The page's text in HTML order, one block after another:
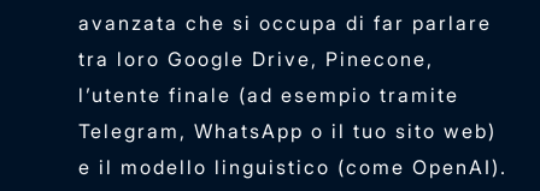
avanzata che si occupa di far parlare
tra loro Google Drive, Pinecone,
l’utente finale (ad esempio tramite
Telegram, WhatsApp o il tuo sito web)
e il modello linguistico (come OpenAI).